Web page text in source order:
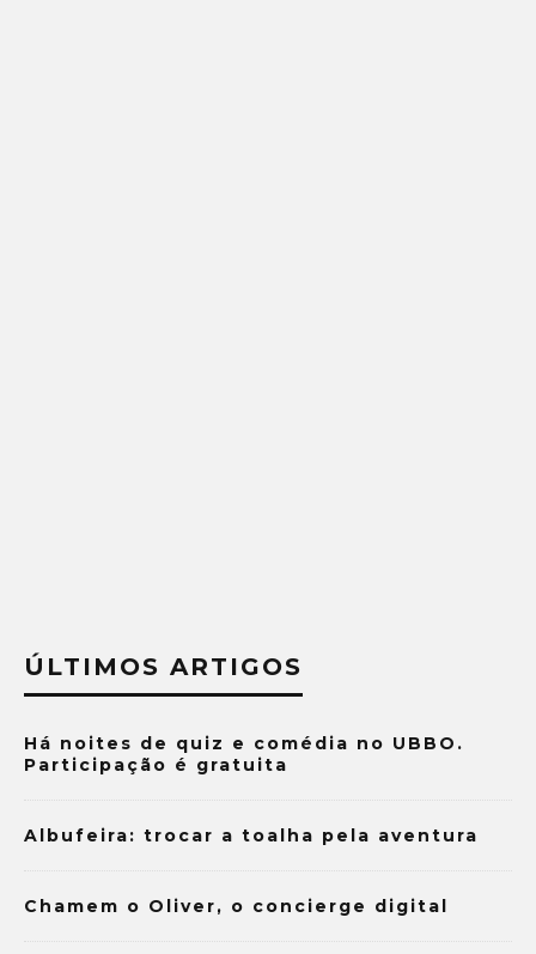
ÚLTIMOS ARTIGOS
Há noites de quiz e comédia no UBBO.
Participação é gratuita
Albufeira: trocar a toalha pela aventura
Chamem o Oliver, o concierge digital